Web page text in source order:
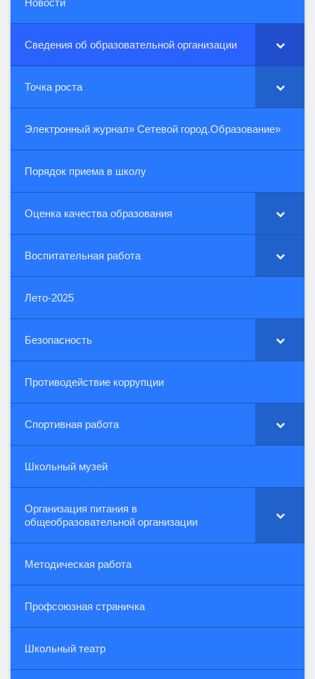
Новости
Сведения об образовательной организации
Точка роста
Электронный журнал» Сетевой город.Образование»
Порядок приема в школу
Оценка качества образования
Воспитательная работа
Лето-2025
Безопасность
Противодействие коррупции
Спортивная работа
Школьный музей
Организация питания в
общеобразовательной организации
Методическая работа
Профсоюзная страничка
Школьный театр